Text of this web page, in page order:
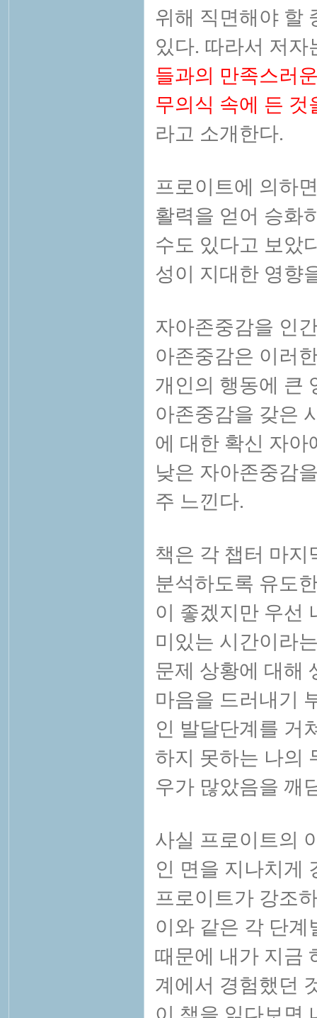
위해 직면해야 할
있다. 따라서 저
들과의 만족스러
무의식 속에 든
라고 소개한다.
프로이트에 의하
활력을 얻어 승화
수도 있다고 보았
성이 지대한 영향
자아존중감을 인
아존중감은 이러
개인의 행동에 큰
아존중감을 갖은
에 대한 확신 자아
낮은 자아존중감
주 느낀다.
책은 각 챕터 마지
분석하도록 유도
이 좋겠지만 우선
미있는 시간이라
문제 상황에 대해
마음을 드러내기
인 발달단계를 거
하지 못하는 나의
우가 많았음을 깨
사실 프로이트의
인 면을 지나치게
프로이트가 강조
이와 같은 각 단
때문에 내가 지금
계에서 경험했던